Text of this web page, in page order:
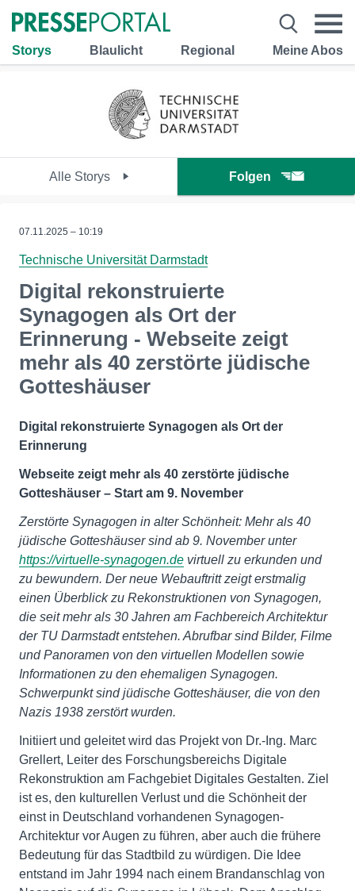
Storys Blaulicht Regional Meine Abos
Alle Storys Folgen
07.11.2025 – 10:19
Technische Universität Darmstadt
Digital rekonstruierte
Synagogen als Ort der
Erinnerung - Webseite zeigt
mehr als 40 zerstörte jüdische
Gotteshäuser
Digital rekonstruierte Synagogen als Ort der
Erinnerung
Webseite zeigt mehr als 40 zerstörte jüdische
Gotteshäuser – Start am 9. November
Zerstörte Synagogen in alter Schönheit: Mehr als 40
jüdische Gotteshäuser sind ab 9. November unter
https://virtuelle-synagogen.de virtuell zu erkunden und
zu bewundern. Der neue Webauftritt zeigt erstmalig
einen Überblick zu Rekonstruktionen von Synagogen,
die seit mehr als 30 Jahren am Fachbereich Architektur
der TU Darmstadt entstehen. Abrufbar sind Bilder, Filme
und Panoramen von den virtuellen Modellen sowie
Informationen zu den ehemaligen Synagogen.
Schwerpunkt sind jüdische Gotteshäuser, die von den
Nazis 1938 zerstört wurden.
Initiiert und geleitet wird das Projekt von Dr.-Ing. Marc
Grellert, Leiter des Forschungsbereichs Digitale
Rekonstruktion am Fachgebiet Digitales Gestalten. Ziel
ist es, den kulturellen Verlust und die Schönheit der
einst in Deutschland vorhandenen Synagogen-
Architektur vor Augen zu führen, aber auch die frühere
Bedeutung für das Stadtbild zu würdigen. Die Idee
entstand im Jahr 1994 nach einem Brandanschlag von